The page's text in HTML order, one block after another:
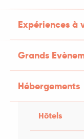
Expériences à
Grands
Hébergements
Hôtels
!